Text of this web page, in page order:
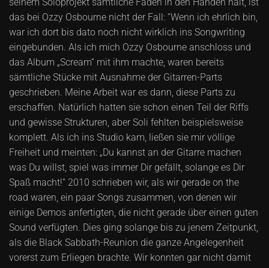
das bei Ozzy Osbourne nicht der Fall: “Wenn ich ehrlich bin,
war ich dort bis dato noch nicht wirklich ins Songwriting
eingebunden. Als ich mich Ozzy Osbourne anschloss und
das Album „Scream“ mit ihm machte, waren bereits
sämtliche Stücke mit Ausnahme der Gitarren-Parts
geschrieben. Meine Arbeit war es dann, diese Parts zu
erschaffen. Natürlich hatten sie schon einen Teil der Riffs
und gewisse Strukturen, aber Soli fehlten beispielsweise
komplett. Als ich ins Studio kam, ließen sie mir völlige
Freiheit und meinten: „Du kannst an der Gitarre machen
was Du willst, spiel was immer Dir gefällt, solange es Dir
Spaß macht!“ 2010 schrieben wir, als wir gerade on the
road waren, ein paar Songs zusammen, von denen wir
einige Demos anfertigten, die nicht gerade über einen guten
Sound verfügten. Dies ging solange bis zu jenem Zeitpunkt,
als die Black Sabbath-Reunion die ganze Angelegenheit
vorerst zum Erliegen brachte. Wir konnten gar nicht damit